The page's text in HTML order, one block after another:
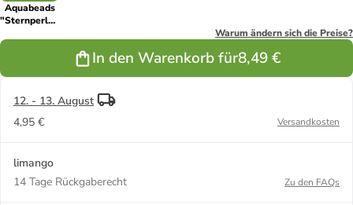
Aquabeads
"Sternperlen"
Warum ändern sich die Preise?
In den Warenkorb für8,49 €
12. - 13. August
4,95 €
Versandkosten
limango
14 Tage Rückgaberecht
Zu den FAQs